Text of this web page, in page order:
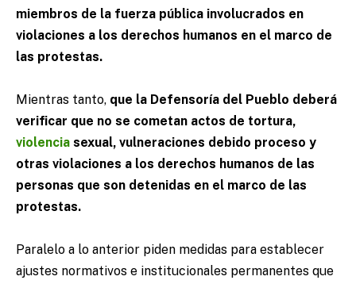
miembros de la fuerza pública involucrados en
violaciones a los derechos humanos en el marco de
las protestas.
Mientras tanto, que la Defensoría del Pueblo deberá
verificar que no se cometan actos de tortura,
violencia sexual, vulneraciones debido proceso y
otras violaciones a los derechos humanos de las
personas que son detenidas en el marco de las
protestas.
Paralelo a lo anterior piden medidas para establecer
ajustes normativos e institucionales permanentes que